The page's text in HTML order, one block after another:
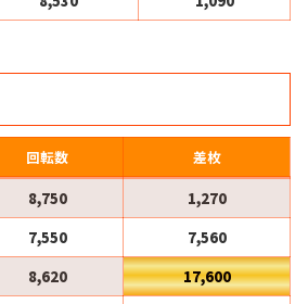
回転数
差枚
8,750
1,270
7,550
7,560
8,620
17,600